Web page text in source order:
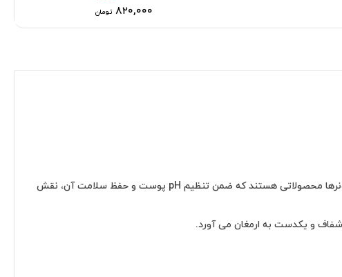
۸۲۰,۰۰۰ تومان
می باشد. تونرها محصولاتی هستند که ضمن تنظیم pH پوست و حفظ سلامت آن، نقش